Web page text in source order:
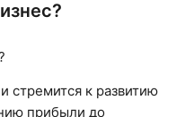
стремится к развитию
прибыли до